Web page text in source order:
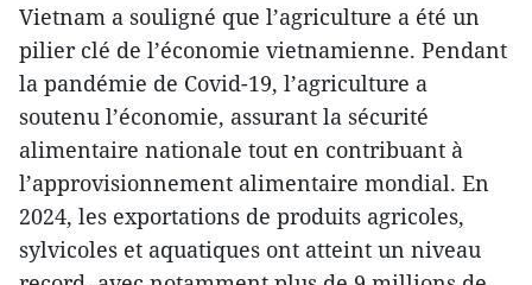
Vietnam a souligné que l’agriculture a été un
pilier clé de l’économie vietnamienne. Pendant
la pandémie de Covid-19, l’agriculture a
soutenu l’économie, assurant la sécurité
alimentaire nationale tout en contribuant à
l’approvisionnement alimentaire mondial. En
2024, les exportations de produits agricoles,
sylvicoles et aquatiques ont atteint un niveau